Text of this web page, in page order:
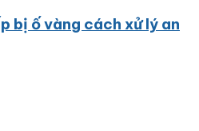
bị ố vàng cách xử lý an